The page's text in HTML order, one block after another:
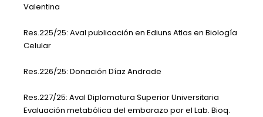
Valentina
Res.225/25: Aval publicación en Ediuns Atlas en Biología
Celular
Res.226/25: Donación Díaz Andrade
Res.227/25: Aval Diplomatura Superior Universitaria
Evaluación metabólica del embarazo por el Lab. Bioq.